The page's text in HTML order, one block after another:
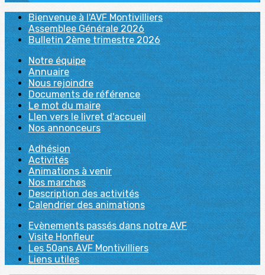
Bienvenue à l'AVF Montivilliers
Assemblee Générale 2026
Bulletin 2ème trimestre 2026
Notre équipe
Annuaire
Nous rejoindre
Documents de référence
Le mot du maire
LIen vers le livret d'accueil
Nos annonceurs
Adhésion
Activités
Animations à venir
Nos marches
Description des activités
Calendrier des animations
Evènements passés dans notre AVF
Visite Honfleur
Les 50ans AVF Montivilliers
Liens utiles